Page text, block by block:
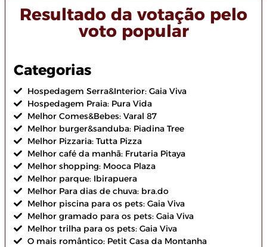
Resultado da votação pelo
voto popular
Categorias
Hospedagem Serra&Interior: Gaia Viva
Hospedagem Praia: Pura Vida
Melhor Comes&Bebes: Varal 87
Melhor burger&sanduba: Piadina Tree
Melhor Pizzaria: Tutta Pizza
Melhor café da manhã: Frutaria Pitaya
Melhor shopping: Mooca Plaza
Melhor parque: Ibirapuera
Melhor Para dias de chuva: bra.do
Melhor piscina para os pets: Gaia Viva
Melhor gramado para os pets: Gaia Viva
Melhor trilha para os pets: Gaia Viva
O mais romântico: Petit Casa da Montanha